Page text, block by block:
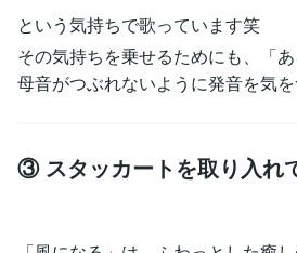
という気持ちで歌っています笑
その気持ちを乗せるためにも、「
母音がつぶれないように発音を気を
③ スタッカートを取り入れ